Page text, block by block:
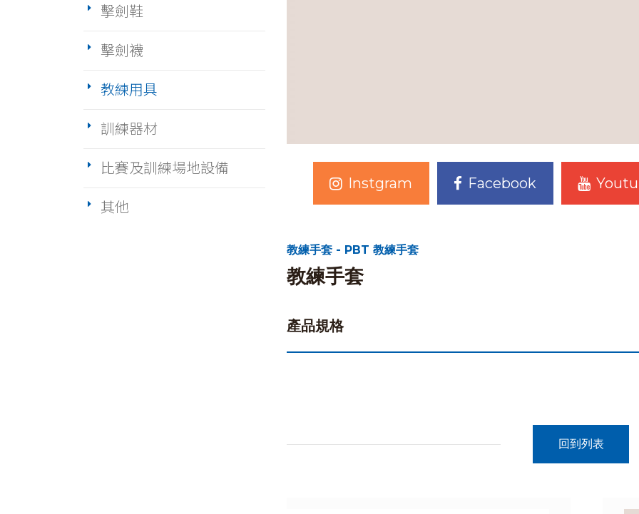
Instgram Facebook
教練手套 - PBT 教練手套
教練手套
產品規格
回到列表
擊劍鞋
擊劍襪
教練用具
訓練器材
比賽及訓練場地設備
其他